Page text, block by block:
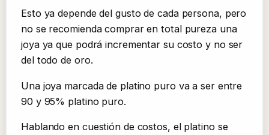
Esto ya depende del gusto de cada persona, pero
no se recomienda comprar en total pureza una
joya ya que podrá incrementar su costo y no ser
del todo de oro.
Una joya marcada de platino puro va a ser entre
90 y 95% platino puro.
Hablando en cuestión de costos, el platino se